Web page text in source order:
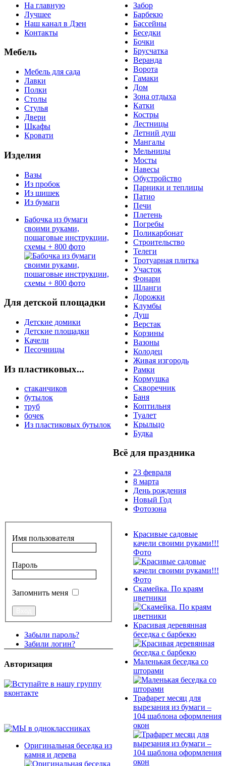
На главную
Лучшее
Наш канал в Дзен
Контакты
Мебель
Мебель для сада
Лавки
Полки
Столы
Стулья
Двери
Шкафы
Кровати
Изделия
Вазы
Из пробок
Из шишек
Из бумаги
Бабочка из бумаги
своими руками,
пошаговые инструкции,
схемы + 800 фото
Для детской площадки
Детские домики
Детские площадки
Качели
Песочницы
Из пластиковых...
стаканчиков
бутылок
труб
бочек
Из пластиковых бутылок
Забор
Барбекю
Бассейны
Беседки
Бочки
Брусчатка
Веранда
Ворота
Гамаки
Дом
Зона отдыха
Катки
Костры
Лестницы
Летний душ
Мангалы
Мельницы
Мосты
Навесы
Обустройство
Парники и теплицы
Патио
Печи
Плетень
Погребы
Поликарбонат
Строительство
Телеги
Тротуарная плитка
Участок
Фонари
Шланги
Дорожки
Клумбы
Душ
Верстак
Корзины
Вазоны
Колодец
Живая изгородь
Рамки
Кормушка
Скворечник
Баня
Коптильня
Туалет
Крыльцо
Будка
Всё для праздника
23 февраля
8 марта
День рождения
Новый Год
Фотозона
Имя пользователя
Пароль
Запомнить меня
Забыли пароль?
Забили логин?
Авторизация
Оригинальная беседка из
камня и дерева
Красивые садовые
качели своими руками!!!
Фото
Скамейка. По краям
цветники
Красивая деревянная
беседка с барбекю
Маленькая беседка со
шторами
Трафарет месяц для
вырезания из бумаги –
104 шаблона оформления
окон